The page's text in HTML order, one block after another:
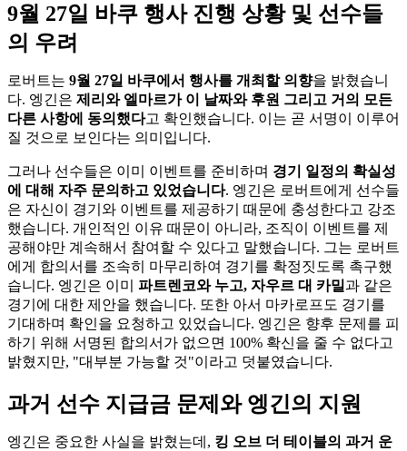
9월 27일 바쿠 행사 진행 상황 및 선수들
의 우려
로버트는 9월 27일 바쿠에서 행사를 개최할 의향을 밝혔습니
다. 엥긴은 제리와 엘마르가 이 날짜와 후원 그리고 거의 모든
다른 사항에 동의했다고 확인했습니다. 이는 곧 서명이 이루어
질 것으로 보인다는 의미입니다.
그러나 선수들은 이미 이벤트를 준비하며 경기 일정의 확실성
에 대해 자주 문의하고 있었습니다. 엥긴은 로버트에게 선수들
은 자신이 경기와 이벤트를 제공하기 때문에 충성한다고 강조
했습니다. 개인적인 이유 때문이 아니라, 조직이 이벤트를 제
공해야만 계속해서 참여할 수 있다고 말했습니다. 그는 로버트
에게 합의서를 조속히 마무리하여 경기를 확정짓도록 촉구했
습니다. 엥긴은 이미 파트렌코와 누고, 자우르 대 카밀과 같은
경기에 대한 제안을 했습니다. 또한 아서 마카로프도 경기를
기대하며 확인을 요청하고 있었습니다. 엥긴은 향후 문제를 피
하기 위해 서명된 합의서가 없으면 100% 확신을 줄 수 없다고
밝혔지만, "대부분 가능할 것"이라고 덧붙였습니다.
과거 선수 지급금 문제와 엥긴의 지원
엥긴은 중요한 사실을 밝혔는데, 킹 오브 더 테이블의 과거 운